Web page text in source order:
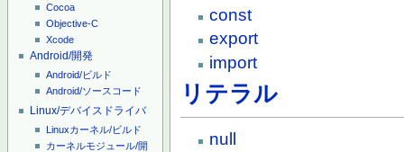
Cocoa
Objective-C
Xcode
Android/開発
Android/ビルド
Android/ソースコード
Linux/デバイスドライバ
Linuxカーネル/ビルド
カーネルモジュール/開
const
export
import
リテラル
null